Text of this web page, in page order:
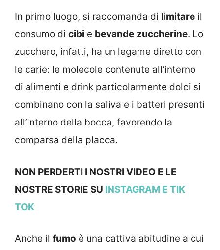
In primo luogo, si raccomanda di limitare il
consumo di cibi e bevande zuccherine. Lo
zucchero, infatti, ha un legame diretto con
le carie: le molecole contenute all’interno
di alimenti e drink particolarmente dolci si
combinano con la saliva e i batteri presenti
all’interno della bocca, favorendo la
comparsa della placca.
NON PERDERTI I NOSTRI VIDEO E LE
NOSTRE STORIE SU INSTAGRAM E TIK
TOK
Anche il fumo è una cattiva abitudine a cui